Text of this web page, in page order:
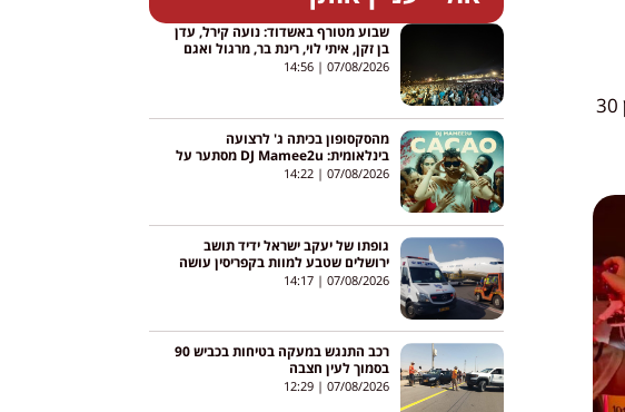
בוקר מתוח בירושלים: בשעה 05:35 התקבל דיווח על אירוע אלימות שהתרח במרכז העיר. גבר כבן 30
שבוע מטורף באשדוד: נועה קירל, עדן
בן זקן, איתי לוי, רינת בר, מרגול ואגם
בוחבוט – והכניסה חופשית
07/08/2026
14:56
מהסקסופון בכיתה ג' לרצועה
בינלאומית: DJ Mamee2u מסתער על
יוטיוב עם שיר חדש
07/08/2026
14:22
גופתו של יעקב ישראל ידיד תושב
ירושלים שטבע למוות בקפריסין עושה
את דרכה לישראל
07/08/2026
14:17
רכב התנגש במעקה בטיחות בכביש 90
בסמוך לעין חצבה
07/08/2026
12:29